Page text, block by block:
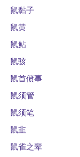
鼠黏子
鼠黄
鼠鲇
鼠骇
鼠首偾事
鼠须管
鼠须笔
鼠韭
鼠雀之辈